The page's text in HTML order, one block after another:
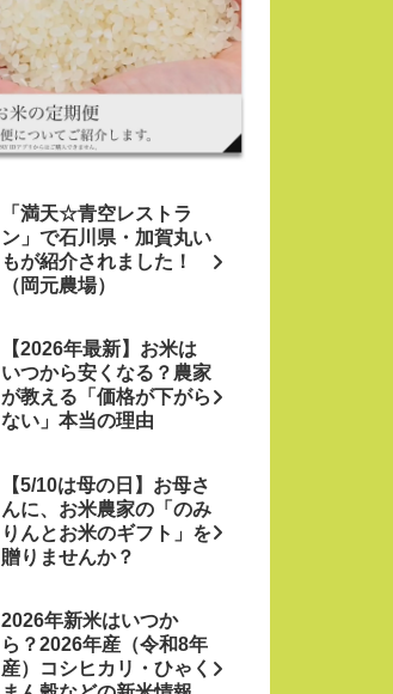
「満天☆青空レストラ
ン」で石川県・加賀丸い
もが紹介されました！
（岡元農場）
【2026年最新】お米は
いつから安くなる？農家
が教える「価格が下がら
ない」本当の理由
【5/10は母の日】お母さ
んに、お米農家の「のみ
りんとお米のギフト」を
贈りませんか？
2026年新米はいつか
ら？2026年産（令和8年
産）コシヒカリ・ひゃく